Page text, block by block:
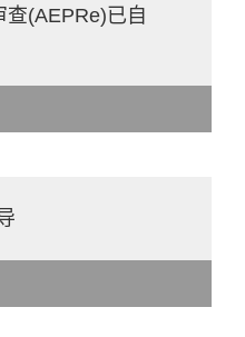
(AEPRe)已自